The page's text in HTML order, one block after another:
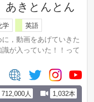
あきとんとん
学
英語
，動画をあげていきた
が入っていた！！って
712,000人 1,032本